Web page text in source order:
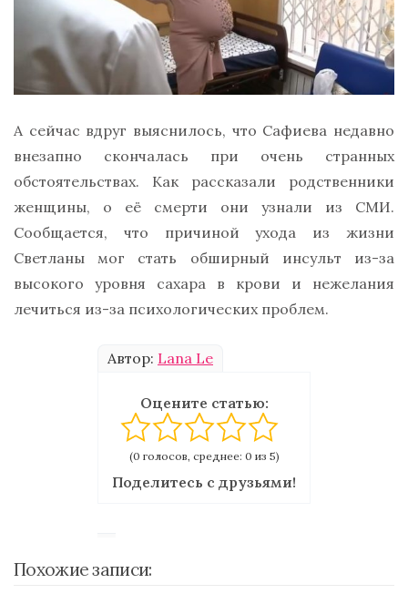
А сейчас вдруг выяснилось, что Сафиева недавно
внезапно скончалась при очень странных
обстоятельствах. Как рассказали родственники
женщины, о её смерти они узнали из СМИ.
Сообщается, что причиной ухода из жизни
Светланы мог стать обширный инсульт из-за
высокого уровня сахара в крови и нежелания
лечиться из-за психологических проблем.
Автор: Lana Le
Оцените статью:
(0 голосов, среднее: 0 из 5)
Поделитесь с друзьями!
Похожие записи: